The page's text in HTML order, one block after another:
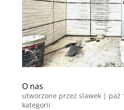
O nas
utworzone przez slawek| paź
kategorii